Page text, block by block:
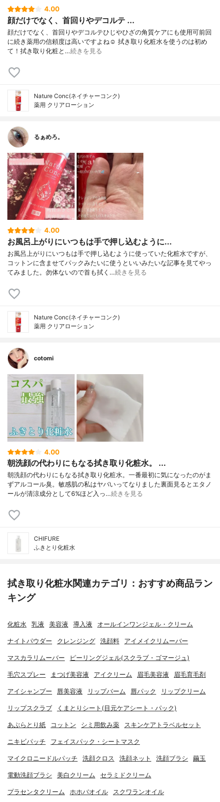
4.00
顔だけでなく、首回りやデコルテ ...
顔だけでなく、首回りやデコルテひじやひざの角質ケアにも使用可前回
に続き薬用の信頼度は高いですよね☺️ 拭き取り化粧水を使うのは初め
て！拭き取り化粧と…続きを見る
Nature Conc(ネイチャーコンク)
薬用 クリアローション
るぁめろ。
4.00
お風呂上がりにいつもは手で押し込むように...
お風呂上がりにいつもは手で押し込むように使っていた化粧水ですが、
コットンに含ませてパックみたいに使うといいみたいな記事を見てやっ
てみました。勿体ないので首も拭く…続きを見る
Nature Conc(ネイチャーコンク)
薬用 クリアローション
cotomi
4.00
朝洗顔の代わりにもなる拭き取り化粧水。 ...
朝洗顔の代わりにもなる拭き取り化粧水。一番最初に気になったのがま
ずアルコール臭。敏感肌の私はヤバいってなりました裏面見るとエタノ
ールが清涼成分として6%ほど入っ…続きを見る
CHIFURE
ふきとり化粧水
拭き取り化粧水関連カテゴリ：おすすめ商品ラン
キング
化粧水 乳液 美容液 導入液 オールインワンジェル・クリーム
ナイトパウダー クレンジング 洗顔料 アイメイクリムーバー
マスカラリムーバー ピーリングジェル(スクラブ・ゴマージュ)
毛穴スプレー まつげ美容液 アイクリーム 眉毛美容液 眉毛育毛剤
アイシャンプー 唇美容液 リップバーム 唇パック リップクリーム
リップスクラブ くまとりシート(目元ケアシート・パック)
あぶらとり紙 コットン シミ用飲み薬 スキンケアトラベルセット
ニキビパッチ フェイスパック・シートマスク
マイクロニードルパッチ 洗顔クロス 洗顔ネット 洗顔ブラシ 繭玉
電動洗顔ブラシ 美白クリーム セラミドクリーム
プラセンタクリーム ホホバオイル スクワランオイル